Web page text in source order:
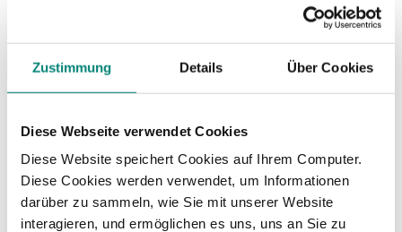
Zustimmung Details Über Cookies
Diese Webseite verwendet Cookies
Diese Website speichert Cookies auf Ihrem Computer.
Diese Cookies werden verwendet, um Informationen
darüber zu sammeln, wie Sie mit unserer Website
interagieren, und ermöglichen es uns, uns an Sie zu
6 claves para
hacer que un
proceso de
onboarding sea